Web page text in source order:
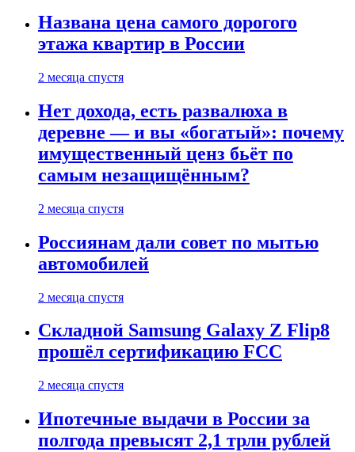
Названа цена самого дорогого
этажа квартир в России
2 месяца спустя
Нет дохода, есть развалюха в
деревне — и вы «богатый»: почему
имущественный ценз бьёт по
самым незащищённым?
2 месяца спустя
Россиянам дали совет по мытью
автомобилей
2 месяца спустя
Складной Samsung Galaxy Z Flip8
прошёл сертификацию FCC
2 месяца спустя
Ипотечные выдачи в России за
полгода превысят 2,1 трлн рублей